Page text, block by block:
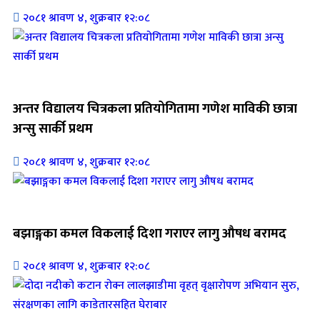
२०८१ श्रावण ४, शुक्रबार १२:०८
अन्तर विद्यालय चित्रकला प्रतियोगितामा गणेश माविकी छात्रा
अन्सु सार्की प्रथम
२०८१ श्रावण ४, शुक्रबार १२:०८
बझाङ्गका कमल विकलाई दिशा गराएर लागु औषध बरामद
२०८१ श्रावण ४, शुक्रबार १२:०८